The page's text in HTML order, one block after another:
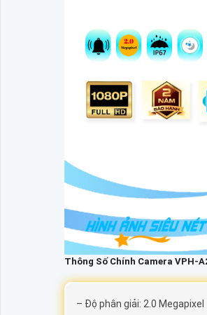
Thông Số Chính Camera VPH-
– Độ phân giải: 2.0 Megapixel